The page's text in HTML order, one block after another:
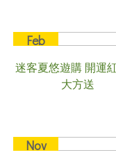
Feb
2021
迷客夏悠遊購 開運
大方送
Nov